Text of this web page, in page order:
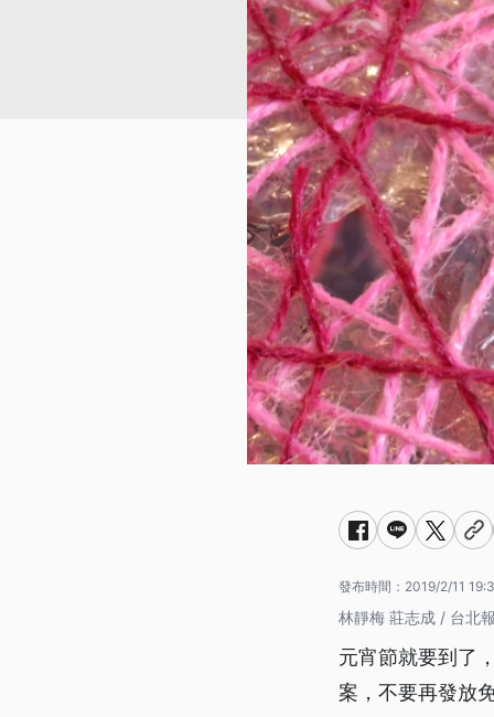
發布時間： 2019/2/11
林靜梅 莊志成 / 台北
元宵節就要到了
案，不要再發放